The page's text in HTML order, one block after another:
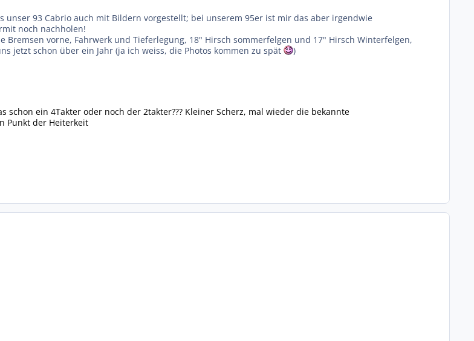
unser 93 Cabrio auch mit Bildern vorgestellt; bei unserem 95er ist mir das aber irgendwie
noch nachholen!
Bremsen vorne, Fahrwerk und Tieferlegung, 18" Hirsch sommerfelgen und 17" Hirsch Winterfelgen,
jetzt schon über ein Jahr (ja ich weiss, die Photos kommen zu spät
)
schon ein 4Takter oder noch der 2takter??? Kleiner Scherz, mal wieder die bekannte
Punkt der Heiterkeit